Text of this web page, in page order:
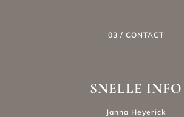
03 / CONTACT
SNELLE INFO
Janna Heyerick